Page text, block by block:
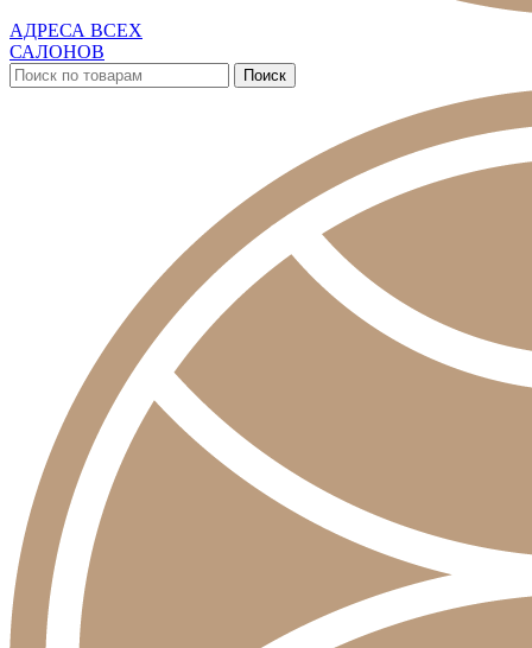
АДРЕСА ВСЕХ
САЛОНОВ